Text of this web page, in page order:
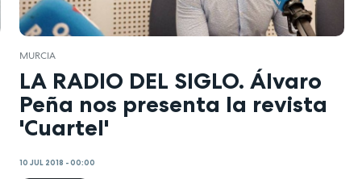
MURCIA
LA RADIO DEL SIGLO. Álvaro
Peña nos presenta la revista
'Cuartel'
10 JUL 2018 - 00:00